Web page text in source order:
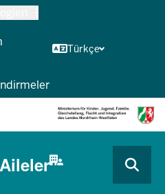
Türkçe
IÇINBELEDIYELER IÇIN
Aileler